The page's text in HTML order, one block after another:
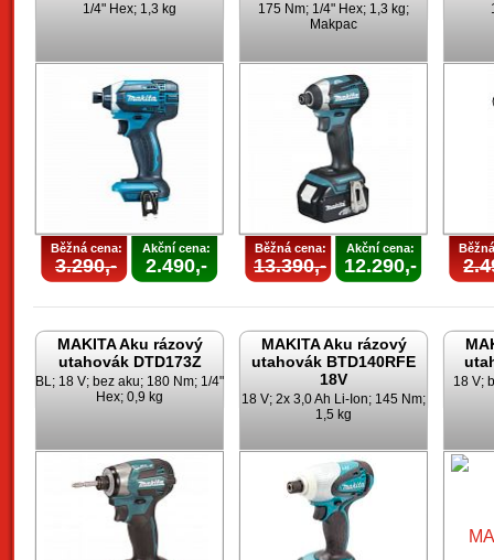
1/4" Hex; 1,3 kg
Běžná cena:
3.290,-
Akční cena:
2.490,-
175 Nm; 1/4" Hex; 1,3 kg;
Makpac
Běžná cena:
13.390,-
Akční cena:
12.290,-
MAKITA Aku rázový
utahovák DTD173Z
BL; 18 V; bez aku; 180 Nm; 1/4"
Hex; 0,9 kg
MAKITA Aku rázový
utahovák BTD140RFE
18V
18 V; 2x 3,0 Ah Li-Ion; 145 Nm;
1,5 kg
18 V;